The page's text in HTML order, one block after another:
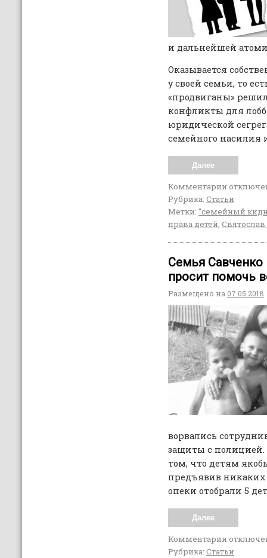
и дальнейшей
Оказывается
у своей семьи, то
«продвиганы»
конфликты для
юридической
семейного насилия
Далее
Комментарии
Рубрика: Статьи
Метки: "семейный
права детей,
Семья Савченко
просит помочь
Размещено на 07.05.2018
ворвались
защиты с полицией.
том, что детям
предъявив никаких
опеки отобрали 5
Далее
Комментарии
Рубрика: Статьи